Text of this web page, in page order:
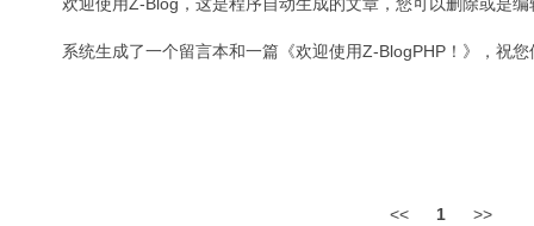
欢迎使用Z-Blog，这是程序自动生成的文章，您可以删除或是编
系统生成了一个留言本和一篇《欢迎使用Z-BlogPHP！》，祝
<< 1 >>